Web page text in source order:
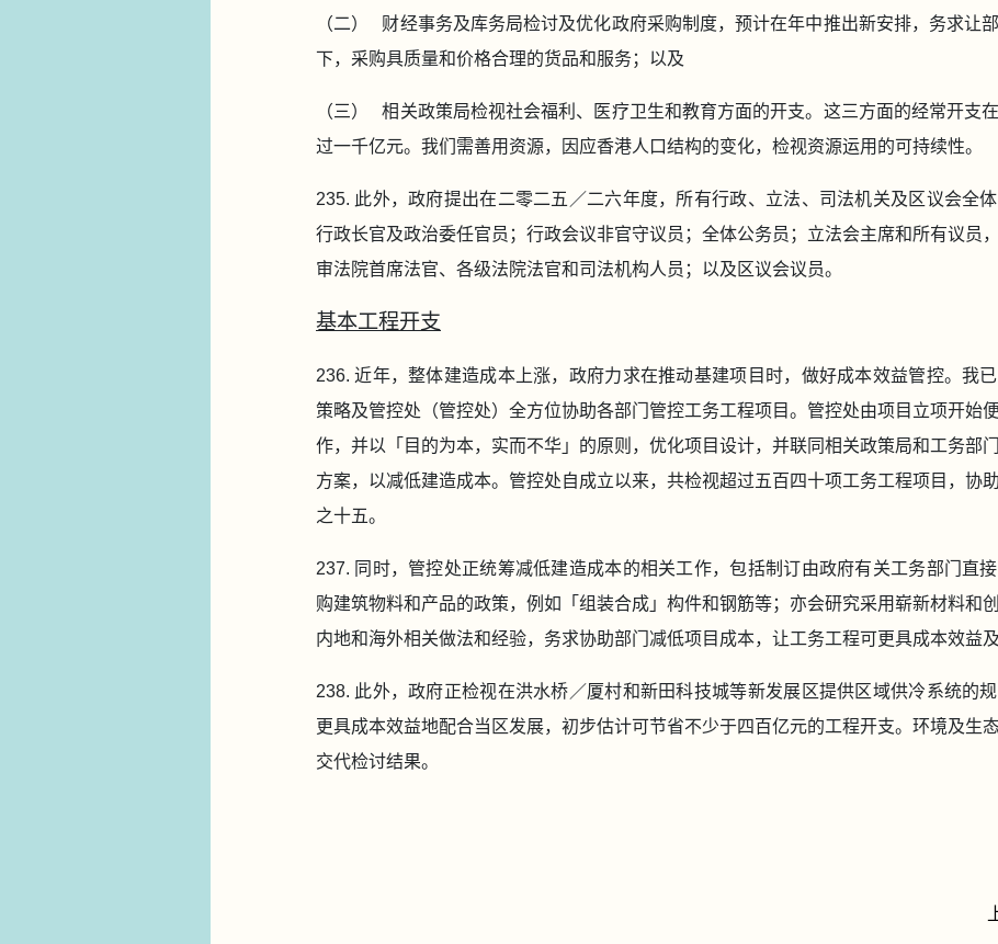
（二） 财经事务及库务局检讨及优化政府采购制度，预计在年中推出新安排，务求让
下，采购具质量和价格合理的货品和服务；以及
（三） 相关政策局检视社会福利、医疗卫生和教育方面的开支。这三方面的经常开支
过一千亿元。我们需善用资源，因应香港人口结构的变化，检视资源运用的可持续性。
235. 此外，政府提出在二零二五／二六年度，所有行政、立法、司法机关及区议会全
行政长官及政治委任官员；行政会议非官守议员；全体公务员；立法会主席和所有议员
审法院首席法官、各级法院法官和司法机构人员；以及区议会议员。
基本工程开支
236. 近年，整体建造成本上涨，政府力求在推动基建项目时，做好成本效益管控。我
策略及管控处（管控处）全方位协助各部门管控工务工程项目。管控处由项目立项开始
作，并以「目的为本，实而不华」的原则，优化项目设计，并联同相关政策局和工务部
方案，以减低建造成本。管控处自成立以来，共检视超过五百四十项工务工程项目，协
之十五。
237. 同时，管控处正统筹减低建造成本的相关工作，包括制订由政府有关工务部门直
购建筑物料和产品的政策，例如「组装合成」构件和钢筋等；亦会研究采用崭新材料和
内地和海外相关做法和经验，务求协助部门减低项目成本，让工务工程可更具成本效益及
238. 此外，政府正检视在洪水桥／厦村和新田科技城等新发展区提供区域供冷系统的
更具成本效益地配合当区发展，初步估计可节省不少于四百亿元的工程开支。环境及生
交代检讨结果。